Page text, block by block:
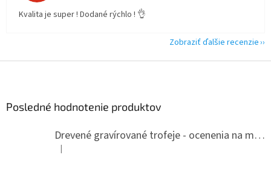
Kvalita je super ! Dodané rýchlo ! 👌
Zobraziť ďalšie recenzie
Posledné hodnotenie produktov
Drevené gravírované trofeje - ocenenia na mieru
Hodnotenie produktu je 5 z 5 hviezdičiek.
|